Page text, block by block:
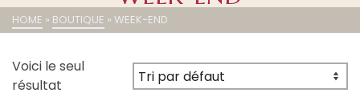
HOME » BOUTIQUE » WEEK-END
Voici le seul
résultat